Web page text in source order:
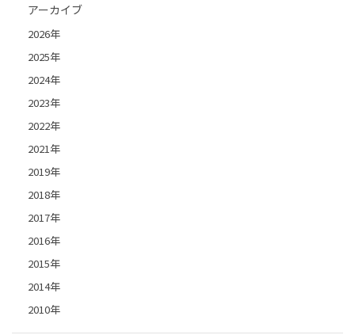
アーカイブ
2026年
2025年
2024年
2023年
2022年
2021年
2019年
2018年
2017年
2016年
2015年
2014年
2010年